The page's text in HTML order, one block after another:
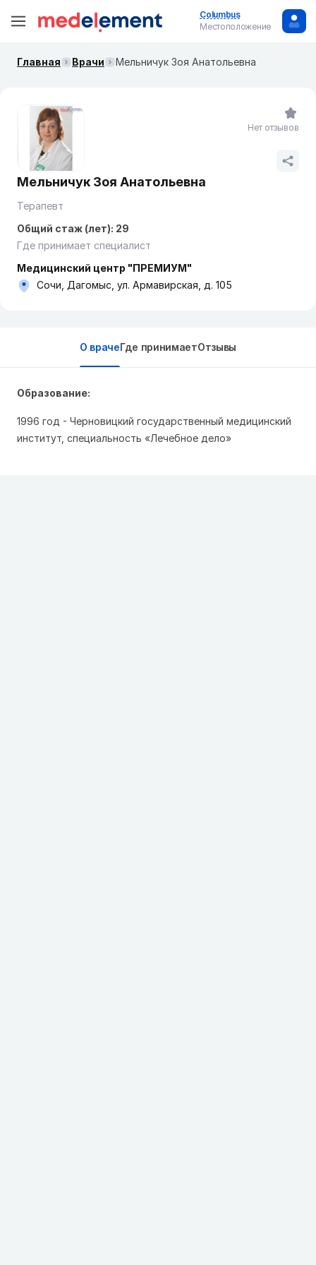
Columbus
Местоположение
Главная Врачи Мельничук Зоя Анатольевна
Мельничук Зоя Анатольевна
Терапевт
Общий стаж (лет): 29
Где принимает специалист
Медицинский центр "ПРЕМИУМ"
Сочи, Дагомыс, ул. Армавирская, д. 105
Нет отзывов
О врачеГде принимаетОтзывы
Образование:
1996 год - Черновицкий государственный медицинский
институт, специальность «Лечебное дело»